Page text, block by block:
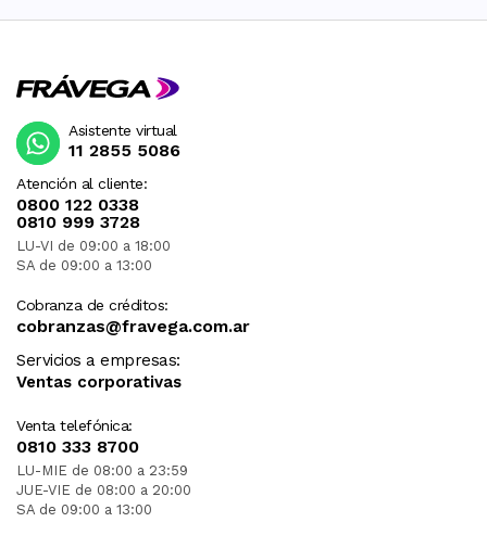
Atención al cliente:
0800 122 0338
0810 999 3728
LU-VI de 09:00 a 18:00
SA de 09:00 a 13:00
Cobranza de créditos:
cobranzas@fravega.com.ar
Servicios a empresas:
Ventas corporativas
Venta telefónica:
0810 333 8700
LU-MIE de 08:00 a 23:59
JUE-VIE de 08:00 a 20:00
SA de 09:00 a 13:00
Asistente virtual
11 2855 5086